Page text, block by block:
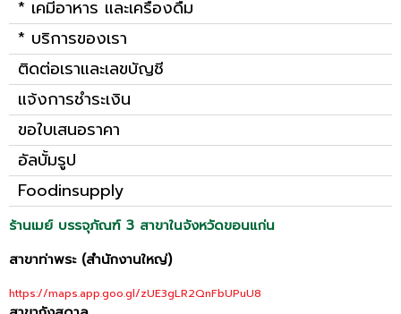
* เคมีอาหาร และเครื่องดื่ม
* บริการของเรา
ติดต่อเราและเลขบัญชี
แจ้งการชำระเงิน
ขอใบเสนอราคา
อัลบั้มรูป
Foodinsupply
ร้านเมย์ บรรจุภัณฑ์ 3 สาขาในจังหวัดขอนแก่น
สาขาท่าพระ (สำนักงานใหญ่)
https://maps.app.goo.gl/zUE3gLR2QnFbUPuU8